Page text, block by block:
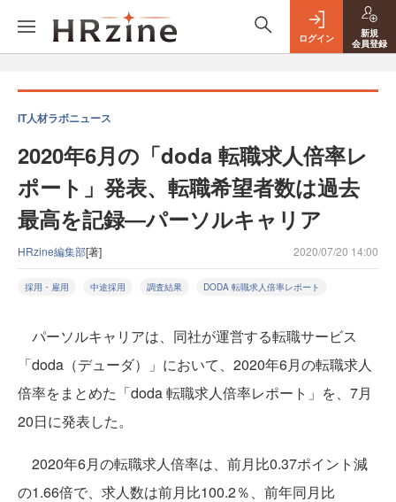
ログイン
新規
会員登録
IT人材ラボニュース
2020年6月の「doda 転職求人倍率レ
ポート」発表、転職希望者数は過去
最高を記録―パーソルキャリア
HRzine編集部[著] 2020/07/20 14:00
採用・雇用 中途採用 調査結果 DODA 転職求人倍率レポート
パーソルキャリアは、同社が運営する転職サービス
「doda（デューダ）」において、2020年6月の転職求人
倍率をまとめた「doda 転職求人倍率レポート」を、7月
20日に発表した。
2020年6月の転職求人倍率は、前月比0.37ポイント減
の1.66倍で、求人数は前月比100.2％、前年同月比